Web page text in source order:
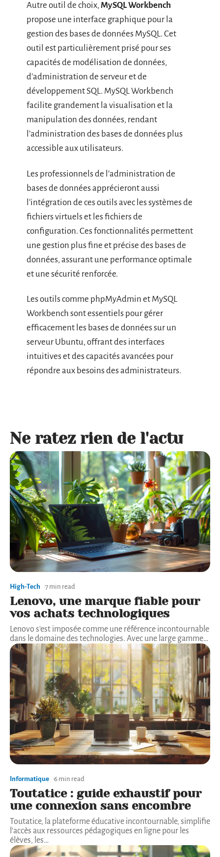
Autre outil de choix, MySQL Workbench
propose une interface graphique pour la
gestion des bases de données MySQL. Cet
outil est particulièrement prisé pour ses
capacités de modélisation de données,
d’administration de serveur et de
développement SQL. MySQL Workbench
facilite grandement la visualisation et la
manipulation des données, rendant
l’administration des bases de données plus
accessible aux utilisateurs.
Les professionnels de l’administration de
bases de données apprécieront aussi
l’intégration de ces outils avec les systèmes de
fichiers virtuels et les fichiers de
configuration. Ces fonctionnalités permettent
une gestion plus fine et précise des bases de
données, assurant une performance optimale
et une sécurité renforcée.
Les outils comme phpMyAdmin et MySQL
Workbench sont essentiels pour gérer
efficacement les bases de données sur un
serveur Ubuntu, offrant des interfaces
intuitives et des capacités avancées pour
répondre aux besoins des administrateurs.
Ne ratez rien de l'actu
High-Tech 7 min read
Lenovo, une marque fiable pour
vos achats technologiques
Lenovo s'est imposée comme une référence incontournable
dans le domaine des technologies. Avec une large gamme…
Informatique 6 min read
Toutatice : guide exhaustif pour
une connexion sans encombre
Toutatice, la plateforme éducative incontournable, simplifie
l'accès aux ressources pédagogiques en ligne pour les
élèves, les…